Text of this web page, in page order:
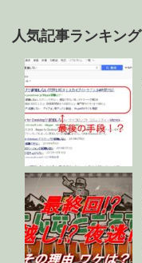
人気記事ランキング